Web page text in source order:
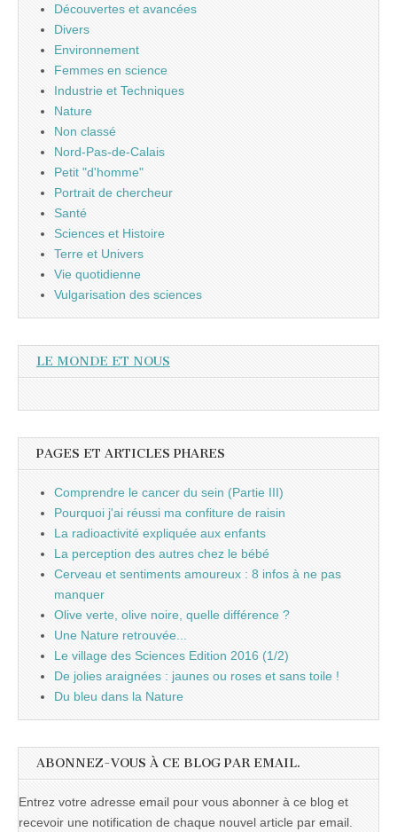
Découvertes et avancées
Divers
Environnement
Femmes en science
Industrie et Techniques
Nature
Non classé
Nord-Pas-de-Calais
Petit "d'homme"
Portrait de chercheur
Santé
Sciences et Histoire
Terre et Univers
Vie quotidienne
Vulgarisation des sciences
LE MONDE ET NOUS
PAGES ET ARTICLES PHARES
Comprendre le cancer du sein (Partie III)
Pourquoi j'ai réussi ma confiture de raisin
La radioactivité expliquée aux enfants
La perception des autres chez le bébé
Cerveau et sentiments amoureux : 8 infos à ne pas
manquer
Olive verte, olive noire, quelle différence ?
Une Nature retrouvée...
Le village des Sciences Edition 2016 (1/2)
De jolies araignées : jaunes ou roses et sans toile !
Du bleu dans la Nature
ABONNEZ-VOUS À CE BLOG PAR EMAIL.
Entrez votre adresse email pour vous abonner à ce blog et
recevoir une notification de chaque nouvel article par email.